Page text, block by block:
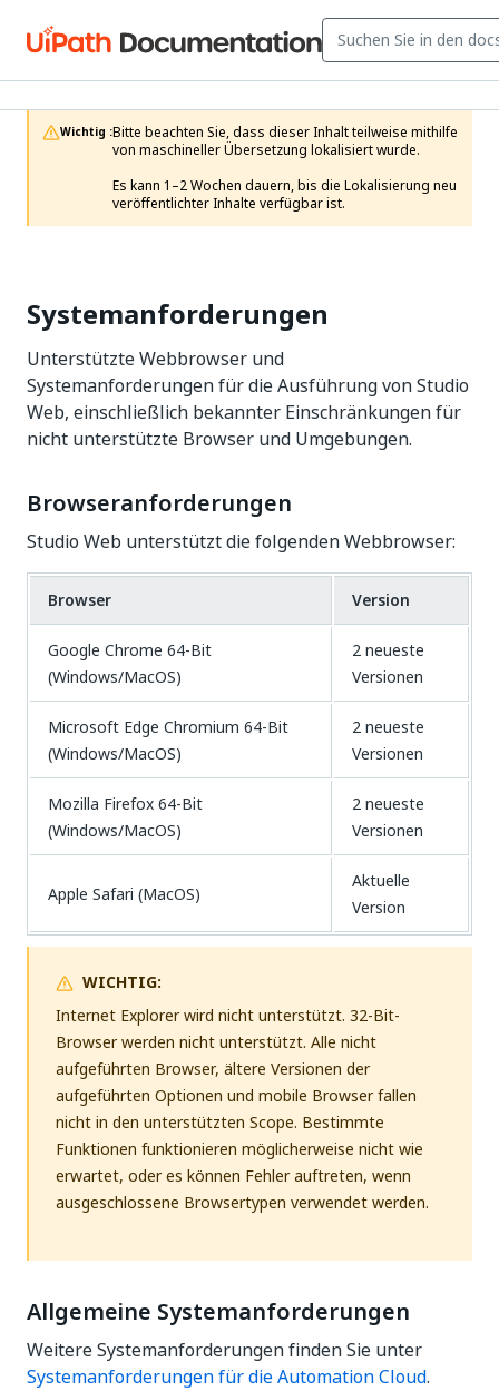
Wichtig :Bitte beachten Sie, dass dieser Inhalt teilweise mithilfe
von maschineller Übersetzung lokalisiert wurde.
Es kann 1–2 Wochen dauern, bis die Lokalisierung neu
veröffentlichter Inhalte verfügbar ist.
Systemanforderungen
Unterstützte Webbrowser und
Systemanforderungen für die Ausführung von Studio
Web, einschließlich bekannter Einschränkungen für
nicht unterstützte Browser und Umgebungen.
Browseranforderungen
Studio Web unterstützt die folgenden Webbrowser:
Browser Version
Google Chrome 64-Bit
(Windows/MacOS)
2 neueste
Versionen
Microsoft Edge Chromium 64-Bit
(Windows/MacOS)
2 neueste
Versionen
Mozilla Firefox 64-Bit
(Windows/MacOS)
2 neueste
Versionen
Apple Safari (MacOS)
Aktuelle
Version
WICHTIG:
Internet Explorer wird nicht unterstützt. 32-Bit-
Browser werden nicht unterstützt. Alle nicht
aufgeführten Browser, ältere Versionen der
aufgeführten Optionen und mobile Browser fallen
nicht in den unterstützten Scope. Bestimmte
Funktionen funktionieren möglicherweise nicht wie
erwartet, oder es können Fehler auftreten, wenn
ausgeschlossene Browsertypen verwendet werden.
Allgemeine Systemanforderungen
Weitere Systemanforderungen finden Sie unter
Systemanforderungen für die Automation Cloud.